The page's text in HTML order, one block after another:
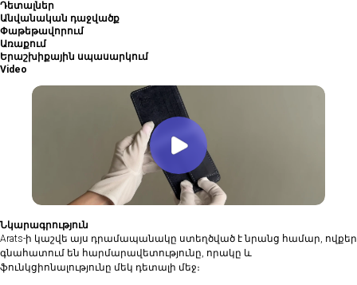
Դետալներ
Անվանական դաջվածք
Փաթեթավորում
Առաքում
Երաշխիքային սպասարկում
Video
Նկարագրություն
Arats-ի կաշվե այս դրամապանակը ստեղծված է նրանց համար, ովքեր
գնահատում են հարմարավետությունը, որակը և
ֆունկցիոնալությունը մեկ դետալի մեջ։